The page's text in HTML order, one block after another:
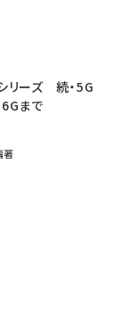
リーズ 続・5G
まで